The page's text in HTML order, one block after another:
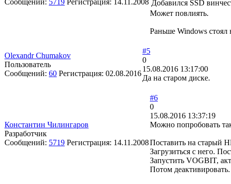
Добавился SSD
Может повлиять.
Раньше Windows стоял
Olexandr Chumakov
Пользователь
Сообщений: 60 Регистрация: 02.08.2016
#5
0
15.08.2016 13:17:00
Да на старом диске.
Константин Чилингаров
Разработчик
Сообщений: 5719 Регистрация: 14.11.2008
#6
0
15.08.2016 13:37:19
Можно попробовать
Поставить на старый
Загрузиться с него.
Запустить VOGBIT,
Потом деактивировать.